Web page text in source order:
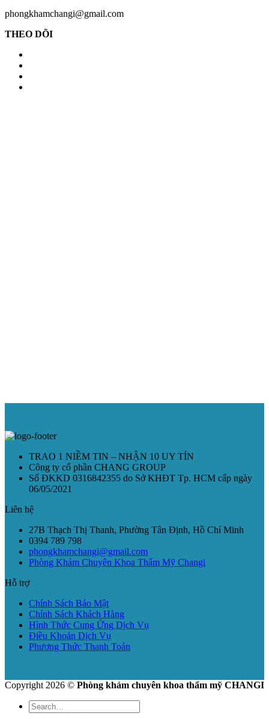
phongkhamchangi@gmail.com
THEO DÕI
TRAO 1 NIỀM TIN – NHẬN 10 UY TÍN
Công ty cổ phần CHANG GROUP
Số ĐKKD 0316842355 do Sở KHĐT Tp. HCM cấp ngày
06/05/2021
Liên hệ
27B Thạch Thị Thanh, Phường Tân Định, Hồ Chí Minh
0394 789 798
phongkhamchangi@gmail.com
Phòng Khám Chuyên Khoa Thẩm Mỹ Changi
Hỗ trợ
Chính Sách Bảo Mật
Chính Sách Khách Hàng
Hình Thức Cung Ứng Dịch Vụ
Điều Khoản Dịch Vụ
Phương Thức Thanh Toán
Copyright 2026 © Phòng khám chuyên khoa thẩm mỹ CHANGI